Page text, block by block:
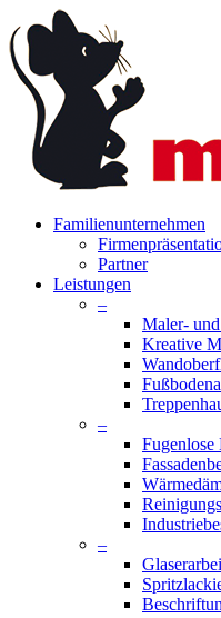
to
main
content
search
Menu
Familienunternehmen
Partner
Leistungen
–
Maler-
Kreative
–
Fugenlose
–